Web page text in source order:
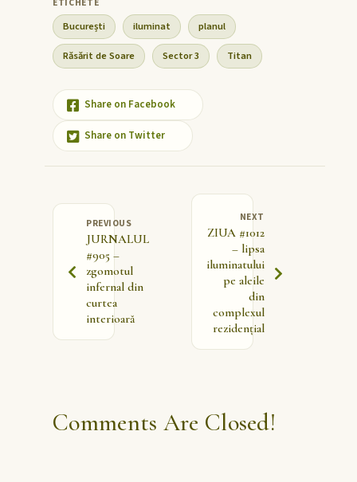
București iluminat planul
Răsărit de Soare Sector 3 Titan
Share on Facebook
Share on Twitter
PREVIOUS
JURNALUL
#905 –
zgomotul
infernal din
curtea
interioară
NEXT
ZIUA #1012
– lipsa
iluminatului
pe aleile
din
complexul
rezidențial
Comments Are Closed!